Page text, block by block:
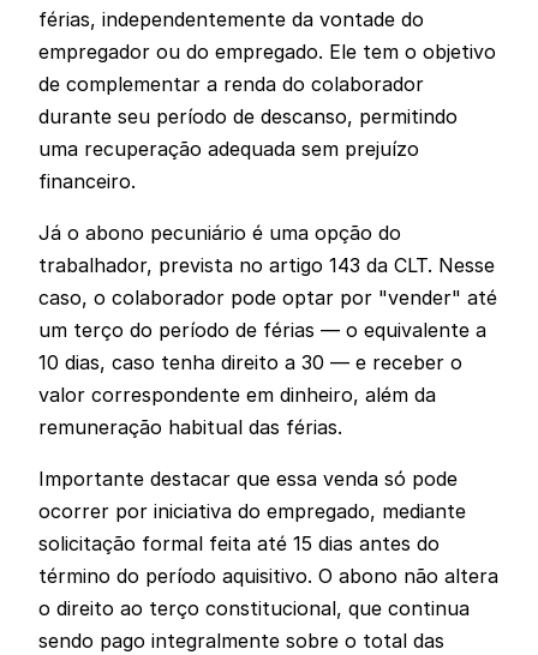
férias, independentemente da vontade do
empregador ou do empregado. Ele tem o objetivo
de complementar a renda do colaborador
durante seu período de descanso, permitindo
uma recuperação adequada sem prejuízo
financeiro.
Já o abono pecuniário é uma opção do
trabalhador, prevista no artigo 143 da CLT. Nesse
caso, o colaborador pode optar por "vender" até
um terço do período de férias — o equivalente a
10 dias, caso tenha direito a 30 — e receber o
valor correspondente em dinheiro, além da
remuneração habitual das férias.
Importante destacar que essa venda só pode
ocorrer por iniciativa do empregado, mediante
solicitação formal feita até 15 dias antes do
término do período aquisitivo. O abono não altera
o direito ao terço constitucional, que continua
sendo pago integralmente sobre o total das